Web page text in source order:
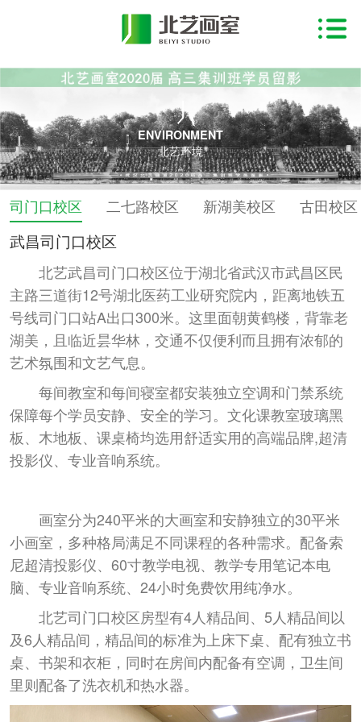
ENVIRONMENT
北艺环境
司门口校区 二七路校区 新湖美校区 古田校区
武昌司门口校区
北艺武昌司门口校区位于湖北省武汉市武昌区民
主路三道街12号湖北医药工业研究院内，距离地铁五
号线司门口站A出口300米。这里面朝黄鹤楼，背靠老
湖美，且临近昙华林，交通不仅便利而且拥有浓郁的
艺术氛围和文艺气息。
每间教室和每间寝室都安装独立空调和门禁系统
保障每个学员安静、安全的学习。文化课教室玻璃黑
板、木地板、课桌椅均选用舒适实用的高端品牌,超清
投影仪、专业音响系统。
画室分为240平米的大画室和安静独立的30平米
小画室，多种格局满足不同课程的各种需求。配备索
尼超清投影仪、60寸教学电视、教学专用笔记本电
脑、专业音响系统、24小时免费饮用纯净水。
北艺司门口校区房型有4人精品间、5人精品间以
及6人精品间，精品间的标准为上床下桌、配有独立书
桌、书架和衣柜，同时在房间内配备有空调，卫生间
里则配备了洗衣机和热水器。